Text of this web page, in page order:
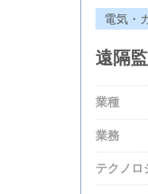
電気・
遠隔
業種
業務
テクノロ